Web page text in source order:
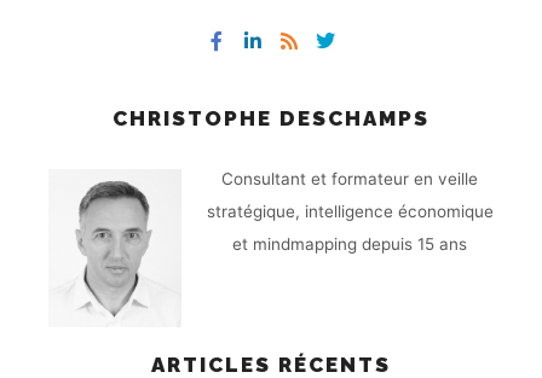
CHRISTOPHE DESCHAMPS
Consultant et formateur en veille
stratégique, intelligence économique
et mindmapping depuis 15 ans
ARTICLES RÉCENTS